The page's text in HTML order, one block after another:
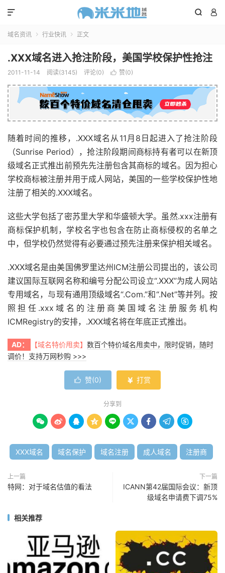
 

域名资讯  行业快讯  正文
.XXX域名进入抢注阶段，美国学校保护性抢注
2011-11-14 阅读(3145) 评论(0)  赞(0)
随着时间的推移，.XXX域名从11月8日起进入了抢注阶段
（Sunrise Period），抢注阶段期间商标持有者可以在新顶
级域名正式推出前预先先注册包含其商标的域名。因为担心
学校商标被注册并用于成人网站，美国的一些学校保护性地
注册了相关的.XXX域名。
这些大学包括了密苏里大学和华盛顿大学。虽然.xxx注册有
商标保护机制，学校名字也包含在防止商标侵权的名单之
中，但学校仍然觉得有必要通过预先注册来保护相关域名。
.XXX域名是由美国佛罗里达州ICM注册公司提出的，该公司
建议国际互联网名称和编号分配公司设立“.XXX”为成人网站
专用域名，与现有通用顶级域名“.Com.”和“.Net”等并列。按
照担任.xxx域名的注册商美国域名注册服务机构
ICMRegistry的安排，.XXX域名将在年底正式推出。
AD： 【域名特价甩卖】 数百个特价域名甩卖中，限时促销，随时
调价！支持万网秒购 >>>
 赞(0)  打赏
分享到
        
XXX域名 域名保护 域名注册 成人域名 注册商
上一篇
特网：对于域名估值的看法
下一篇
ICANN第42届国际会议：新顶
级域名申请费下调75%
相关推荐